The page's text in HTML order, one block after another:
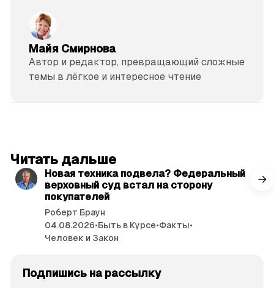
Майя Смирнова
Автор и редактор, превращающий сложные
темы в лёгкое и интересное чтение
Читать дальше
Новая техника подвела? Федеральный
верховный суд встал на сторону
покупателей
Роберт Браун
04.08.2026•Быть в Курсе•Факты•
Человек и Закон
Подпишись на рассылку